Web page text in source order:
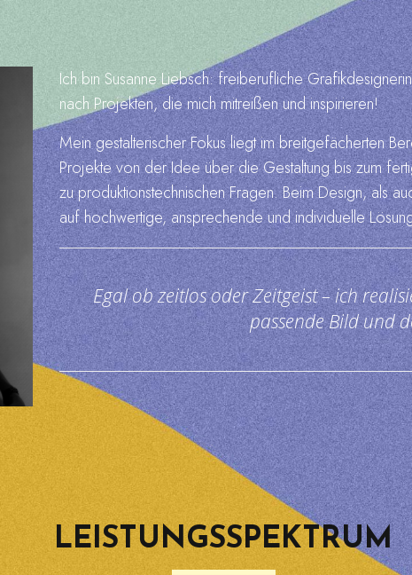
Ich bin Susanne Liebsch: freiberufliche
nach Projekten, die mich mitreißen und inspirieren!
Mein gestalterischer Fokus liegt im breitgefächerten
Projekte von der Idee über die Gestaltung bis zum
zu produktionstechnischen Fragen. Beim Design, als
auf hochwertige, ansprechende und individuelle
Egal ob zeitlos oder Zeitgeist – ich
passende Bild und
LEISTUNGS­SPEKTRUM